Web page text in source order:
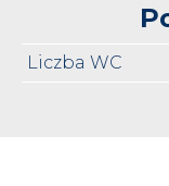
Liczba WC